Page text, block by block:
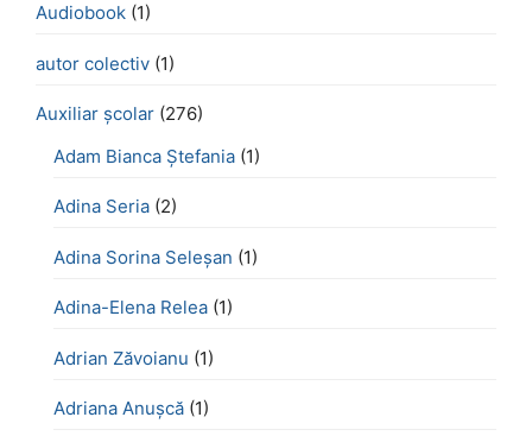
Audiobook (1)
autor colectiv (1)
Auxiliar școlar (276)
Adam Bianca Ștefania (1)
Adina Seria (2)
Adina Sorina Seleșan (1)
Adina-Elena Relea (1)
Adrian Zăvoianu (1)
Adriana Anușcă (1)